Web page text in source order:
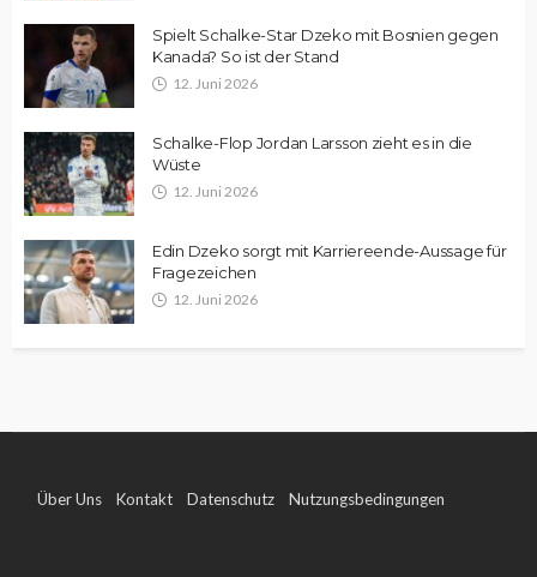
Spielt Schalke-Star Dzeko mit Bosnien gegen
Kanada? So ist der Stand
12. Juni 2026
Schalke-Flop Jordan Larsson zieht es in die
Wüste
12. Juni 2026
Edin Dzeko sorgt mit Karriereende-Aussage für
Fragezeichen
12. Juni 2026
Über Uns Kontakt Datenschutz Nutzungsbedingungen